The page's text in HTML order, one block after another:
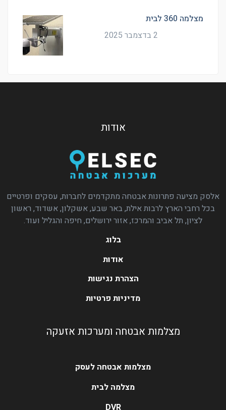
מצלמה 360 לבית
2 בדצמבר 2025
אודות
אלסק מציעה פתרונות אבטחה מתקדמים לחברות, עסקים ופרטיים
בכל רחבי הארץ לרבות אילת, באר שבע, אשקלון, אשדוד, ראשון
לציון, תל אביב והמרכז, אזור ירושלים, חיפה והגליל ועוד.
בלוג
אודות
הצהרת נגישות
מדיניות פרטיות
מצלמות אבטחה ומערכות אזעקה
מצלמות אבטחה לעסק
מצלמה לבית
DVR